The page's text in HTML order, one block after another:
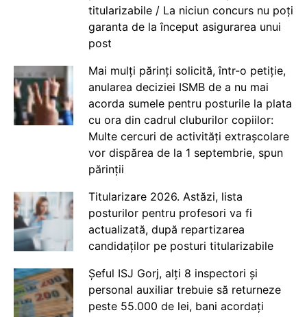
titularizabile / La niciun concurs nu poți
garanta de la început asigurarea unui
post
Mai mulți părinți solicită, într-o petiție,
anularea deciziei ISMB de a nu mai
acorda sumele pentru posturile la plata
cu ora din cadrul cluburilor copiilor:
Multe cercuri de activități extrașcolare
vor dispărea de la 1 septembrie, spun
părinții
Titularizare 2026. Astăzi, lista
posturilor pentru profesori va fi
actualizată, după repartizarea
candidaților pe posturi titularizabile
Șeful ISJ Gorj, alți 8 inspectori și
personal auxiliar trebuie să returneze
peste 55.000 de lei, bani acordați